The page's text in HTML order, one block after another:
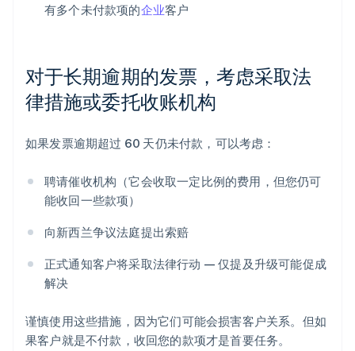
有多个未付款项的企业客户
对于长期逾期的发票，考虑采取法
律措施或委托收账机构
如果发票逾期超过 60 天仍未付款，可以考虑：
聘请催收机构（它会收取一定比例的费用，但您仍可
能收回一些款项）
向新西兰争议法庭提出索赔
正式通知客户将采取法律行动 — 仅提及升级可能促成
解决
谨慎使用这些措施，因为它们可能会损害客户关系。但如
果客户就是不付款，收回您的款项才是首要任务。